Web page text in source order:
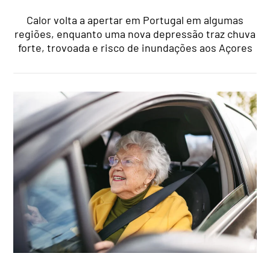
Calor volta a apertar em Portugal em algumas
regiões, enquanto uma nova depressão traz chuva
forte, trovoada e risco de inundações aos Açores